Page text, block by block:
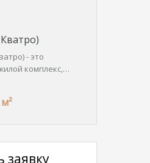
- это
комплекс,…
заявку